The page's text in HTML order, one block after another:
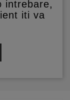
intrebare,
iti va